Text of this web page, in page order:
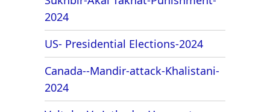
2024
US- Presidential Elections-2024
Canada--Mandir-attack-Khalistani-
2024